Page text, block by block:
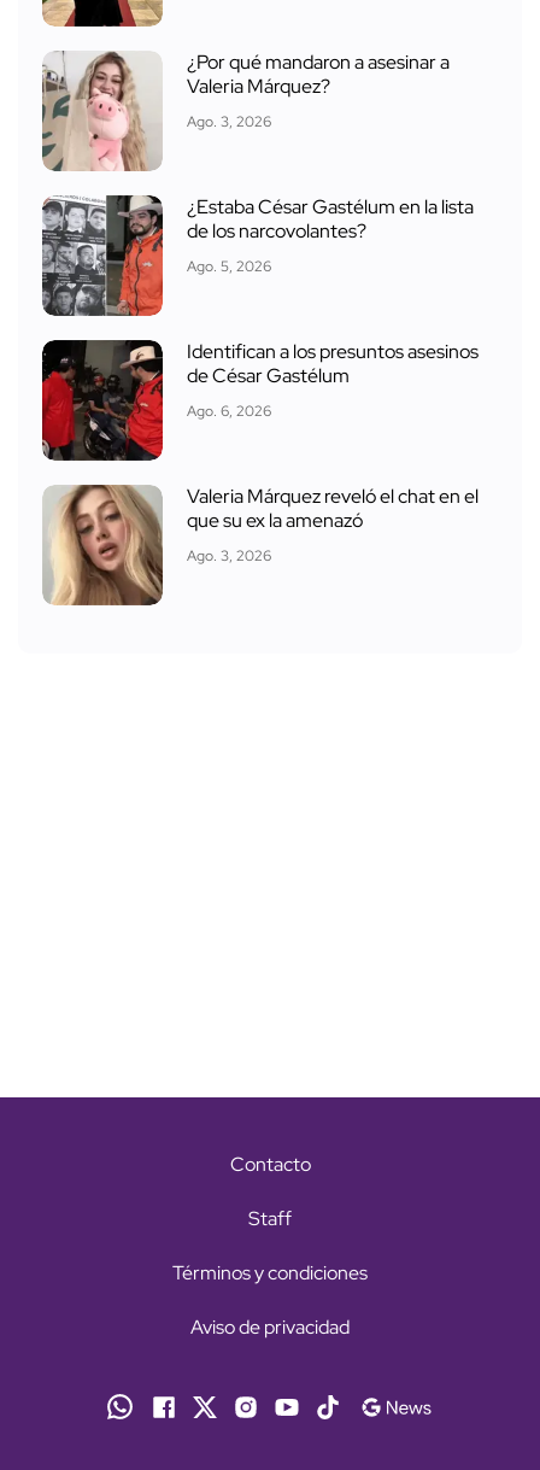
¿Por qué mandaron a asesinar a
Valeria Márquez?
Ago. 3, 2026
¿Estaba César Gastélum en la lista
de los narcovolantes?
Ago. 5, 2026
Identifican a los presuntos asesinos
de César Gastélum
Ago. 6, 2026
Valeria Márquez reveló el chat en el
que su ex la amenazó
Ago. 3, 2026
Contacto
Staff
Términos y condiciones
Aviso de privacidad